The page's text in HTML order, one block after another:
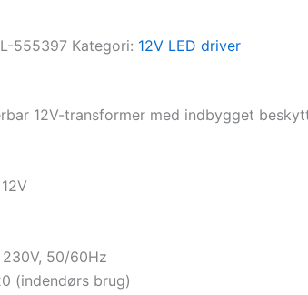
555397 Kategori: 12V LED driver
12V-transformer med indbygget
50/60Hz
(indendørs brug)